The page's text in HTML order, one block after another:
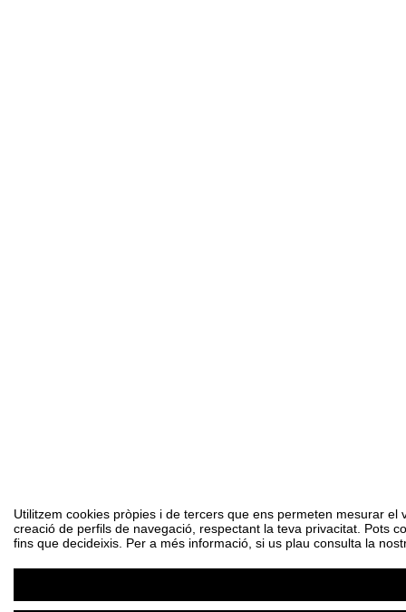
Utilitzem cookies pròpies i de tercers que ens permeten mesurar
creació de perfils de navegació, respectant la teva privacitat. Pots
fins que decideixis. Per a més informació, si us plau consulta la